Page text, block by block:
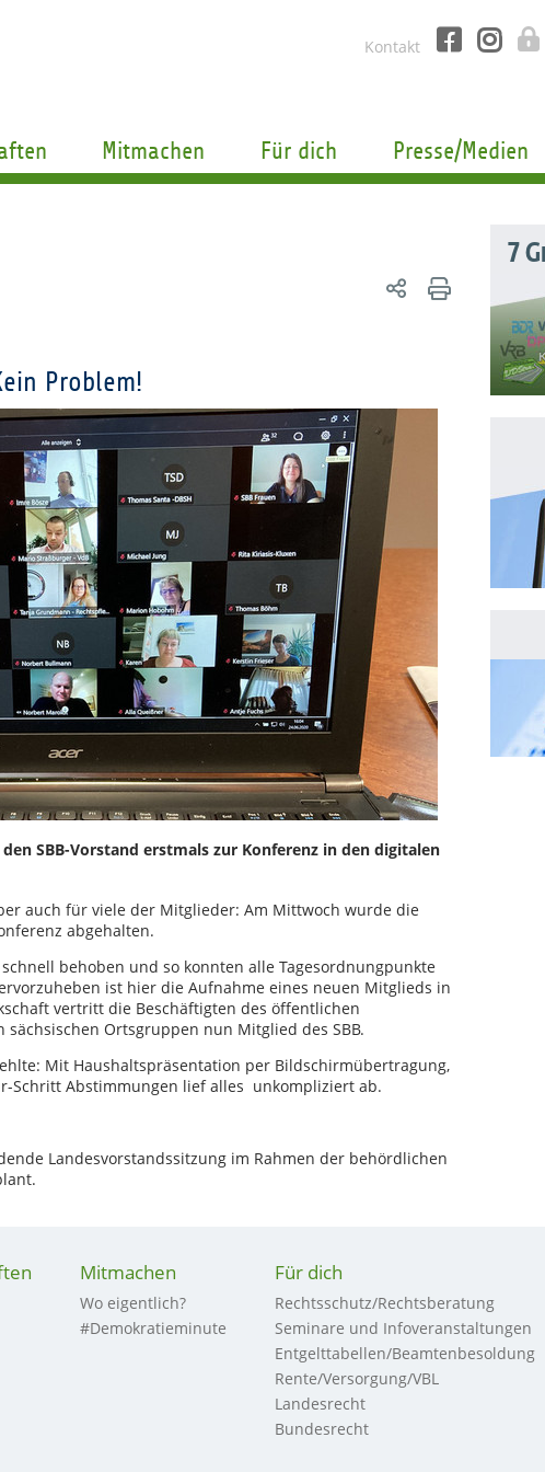
Kontakt
Mitmachen Für dich Presse/Medien
Problem!
SBB-Vorstand erstmals zur Konferenz in den digitalen
auch für viele der Mitglieder: Am Mittwoch wurde die
abgehalten.
behoben und so konnten alle Tagesordnungpunkte
ist hier die Aufnahme eines neuen Mitglieds in
vertritt die Beschäftigten des öffentlichen
Ortsgruppen nun Mitglied des SBB.
Mit Haushaltspräsentation per Bildschirmübertragung,
Schritt Abstimmungen lief alles unkompliziert ab.
Landesvorstandssitzung im Rahmen der behördlichen
7
Mitmachen
Wo eigentlich?
#Demokratieminute
Für dich
Rechtsschutz/Rechtsberatung
Seminare und Infoveranstaltungen
Entgelttabellen/Beamtenbesoldung
Rente/Versorgung/VBL
Landesrecht
Bundesrecht